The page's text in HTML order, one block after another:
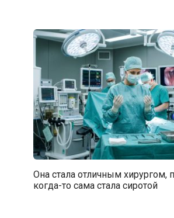
Она стала отличным хирургом,
когда-то сама стала сиротой